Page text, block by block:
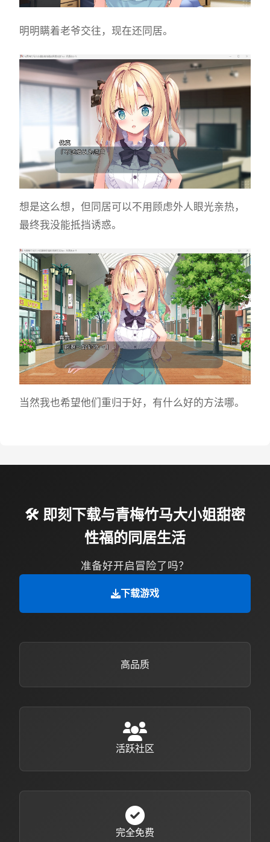
明明瞒着老爷交往，现在还同居。
想是这么想，但同居可以不用顾虑外人眼光亲热，
最终我没能抵挡诱惑。
当然我也希望他们重归于好，有什么好的方法哪。
🛠️ 即刻下载与青梅竹马大小姐甜密
性福的同居生活
准备好开启冒险了吗？
下载游戏
高品质
活跃社区
完全免费